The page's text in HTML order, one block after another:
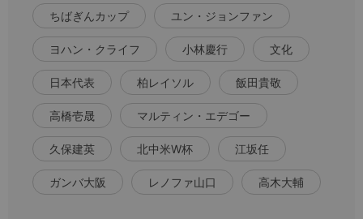
ちばぎんカップ ユン・ジョンファン
ヨハン・クライフ 小林慶行 文化
日本代表 柏レイソル 飯田貴敬
高橋壱晟 マルティン・エデゴー
久保建英 北中米W杯 江坂任
ガンバ大阪 レノファ山口 高木大輔